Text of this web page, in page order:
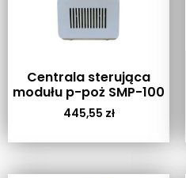
Centrala sterująca
modułu p-poż SMP-100
445,55 zł